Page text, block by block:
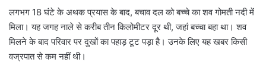
लगभग 18 घंटे के अथक प्रयास के बाद, बचाव दल को बच्चे का शव गोमती नदी में
मिला। यह जगह नाले से करीब तीन किलोमीटर दूर थी, जहां बच्चा बहा था। शव
मिलने के बाद परिवार पर दुखों का पहाड़ टूट पड़ा है। उनके लिए यह खबर किसी
वज्रपात से कम नहीं थी।